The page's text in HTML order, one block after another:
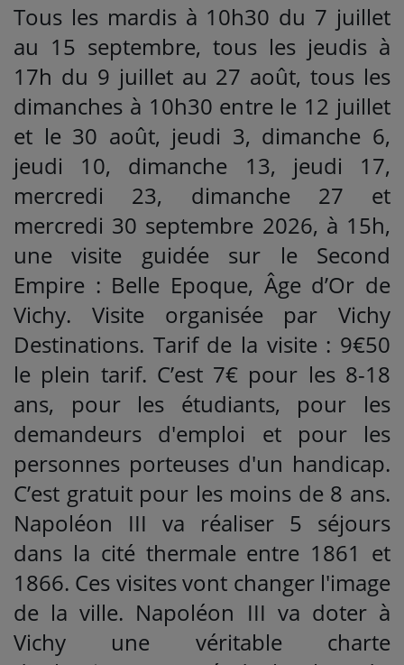
Tous les mardis à 10h30 du 7 juillet
au 15 septembre, tous les jeudis à
17h du 9 juillet au 27 août, tous les
dimanches à 10h30 entre le 12 juillet
et le 30 août, jeudi 3, dimanche 6,
jeudi 10, dimanche 13, jeudi 17,
mercredi 23, dimanche 27 et
mercredi 30 septembre 2026, à 15h,
une visite guidée sur le Second
Empire : Belle Epoque, Âge d’Or de
Vichy. Visite organisée par Vichy
Destinations. Tarif de la visite : 9€50
le plein tarif. C’est 7€ pour les 8-18
ans, pour les étudiants, pour les
demandeurs d'emploi et pour les
personnes porteuses d'un handicap.
C’est gratuit pour les moins de 8 ans.
Napoléon III va réaliser 5 séjours
dans la cité thermale entre 1861 et
1866. Ces visites vont changer l'image
de la ville. Napoléon III va doter à
Vichy une véritable charte